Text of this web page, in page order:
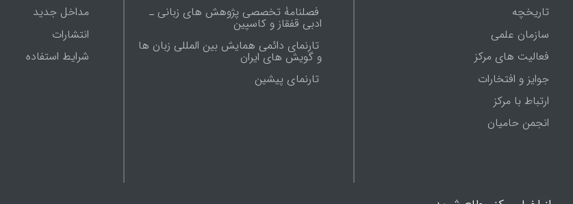
تاریخچه
سازمان علمی
فعالیت های مرکز
جوایز و افتخارات
ارتباط با مرکز
انجمن حامیان
فصلنامۀ تخصصی پژوهش های زبانی ـ
ادبی قفقاز و کاسپین
تارنمای دائمی همایش بین المللی زبان ها
و گویش های ایران
تارنماى پيشين
مداخل جدید
انتشارات
شرایط استفاده